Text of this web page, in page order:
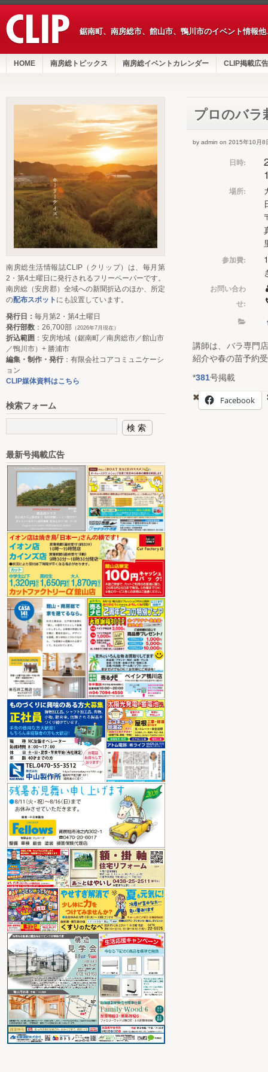
鋸南町、南房総市、館山市、鴨川市のイベント情報
HOME 南房総トピックス 南房総イベントカレンダー CLIP掲載広告
プロのバラ
by admin on 2015年10月8
日時:
場所:
参加費:
お問い合わ
せ:
講師は、バラ専門
紹介や春の苗予約
*381号掲載
Facebook
南房総生活情報誌CLIP（クリップ）は、毎月第
2・第4土曜日に発行されるフリーペーパーです。
南房総（安房郡）全域への新聞折込のほか、所定
の配布スポット にも設置しています。
発行日： 毎月第2・第4土曜日
発行部数 ：26,700部 （2026年7月現在）
折込範囲 ：安房地域（鋸南町／南房総市／館山市
／鴨川市）+ 勝浦市
編集・制作・発行：有限会社コアコミュニケーシ
ョン
CLIP媒体資料はこちら
検索フォーム
最新号掲載広告